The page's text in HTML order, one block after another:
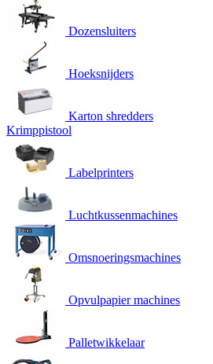
Dozensluiters
Hoeksnijders
Karton shredders
Krimppistool
Labelprinters
Luchtkussenmachines
Omsnoeringsmachines
Opvulpapier machines
Palletwikkelaar